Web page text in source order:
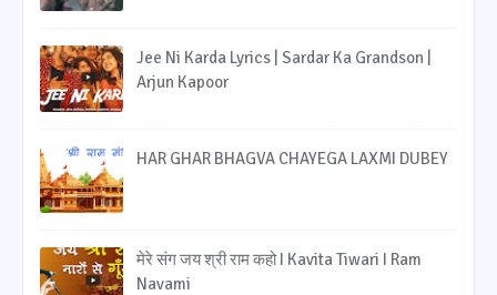
Jee Ni Karda Lyrics | Sardar Ka Grandson |
Arjun Kapoor
HAR GHAR BHAGVA CHAYEGA LAXMI DUBEY
मेरे संग जय श्री राम कहो I Kavita Tiwari I Ram
Navami